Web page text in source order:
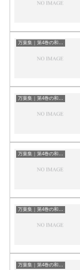
万葉集｜第4巻の和歌一覧
万葉集｜第4巻の和歌一覧
万葉集｜第4巻の和歌一覧
万葉集｜第4巻の和歌一覧
万葉集｜第4巻の和歌一覧